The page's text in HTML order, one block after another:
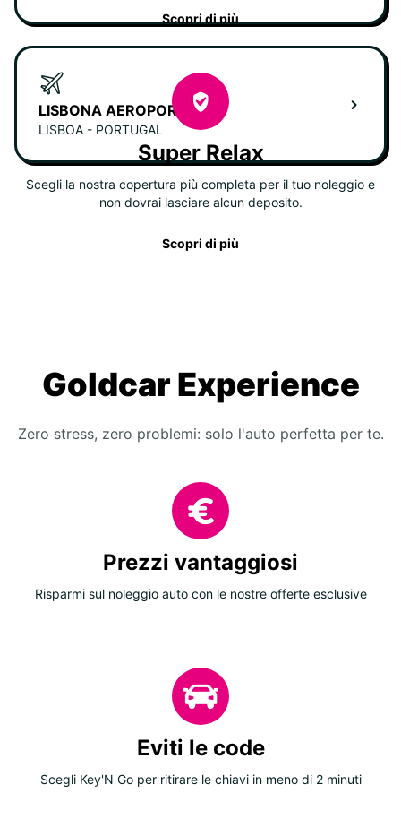
LISBONA AEROPORTO
LISBOA - PORTUGAL
Scopri di più
Super Relax
Scegli la nostra copertura più completa per il tuo noleggio e
non dovrai lasciare alcun deposito.
Scopri di più
Goldcar Experience
Zero stress, zero problemi: solo l'auto perfetta per te.
Prezzi vantaggiosi
Risparmi sul noleggio auto con le nostre offerte esclusive
Eviti le code
Scegli Key'N Go per ritirare le chiavi in meno di 2 minuti